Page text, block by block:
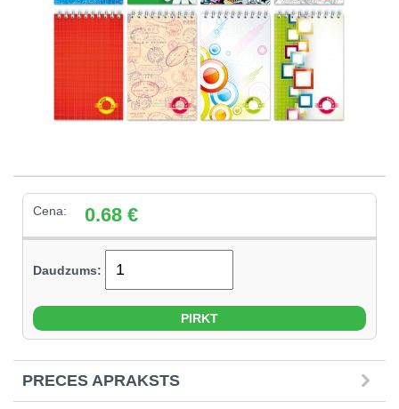
Cena: 0.68 €
Daudzums:
PRECES APRAKSTS